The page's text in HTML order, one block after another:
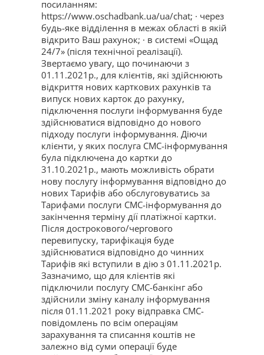
посиланням:
https://www.oschadbank.ua/ua/chat; · через
будь-яке відділення в межах області в якій
відкрито Ваш рахунок; · в системі «Ощад
24/7» (після технічної реалізації).
Звертаємо увагу, що починаючи з
01.11.2021р., для клієнтів, які здійснюють
відкриття нових карткових рахунків та
випуск нових карток до рахунку,
підключення послуги інформування буде
здійснюватися відповідно до нового
підходу послуги інформування. Діючи
клієнти, у яких послуга СМС-інформування
була підключена до картки до
31.10.2021р., мають можливість обрати
нову послугу інформування відповідно до
нових Тарифів або обслуговуватись за
Тарифами послуги СМС-інформування до
закінчення терміну дії платіжної картки.
Після дострокового/чергового
перевипуску, тарифікація буде
здійснюватися відповідно до чинних
Тарифів які вступили в дію з 01.11.2021р.
Зазначимо, що для клієнтів які
підключили послугу СМС-банкінг або
здійснили зміну каналу інформування
після 01.11.2021 року відправка СМС-
повідомлень по всім операціям
зарахування та списання коштів не
залежно від суми операції буде